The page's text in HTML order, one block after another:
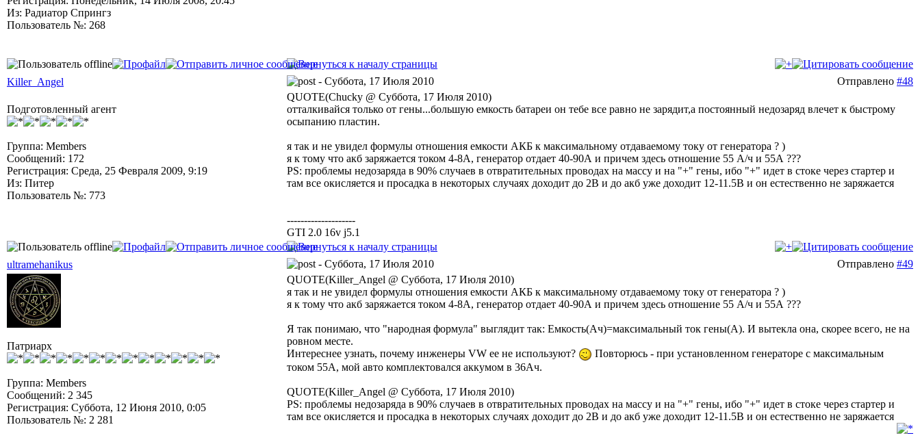
Из: Радиатор Спрингз
Пользователь №: 268
Killer_Angel - Суббота, 17 Июля 2010 Отправлено #48
Подготовленный агент
Группа: Members
Сообщений: 172
Регистрация: Среда, 25 Февраля 2009, 9:19
Из: Питер
Пользователь №: 773
QUOTE(Chucky @ Суббота, 17 Июля 2010)
отталкивайся только от гены...большую емкость батареи он тебе все равно не зарядит,а постоянный недозаряд влечет к быстрому
осыпанию пластин.
я так и не увидел формулы отношения емкости АКБ к максимальному отдаваемому току от генератора ? )
я к тому что акб заряжается током 4-8А, генератор отдает 40-90А и причем здесь отношение 55 А/ч и 55А ???
PS: проблемы недозаряда в 90% случаев в отвратительных проводах на массу и на "+" гены, ибо "+" идет в стоке через стартер и
там все окисляется и просадка в некоторых случаях доходит до 2В и до акб уже доходит 12-11.5В и он естественно не заряжается
--------------------
GTI 2.0 16v j5.1
ultramehanikus - Суббота, 17 Июля 2010 Отправлено #49
Патриарх
Группа: Members
Сообщений: 2 345
Регистрация: Суббота, 12 Июня 2010, 0:05
Пользователь №: 2 281
QUOTE(Killer_Angel @ Суббота, 17 Июля 2010)
я так и не увидел формулы отношения емкости АКБ к максимальному отдаваемому току от генератора ? )
я к тому что акб заряжается током 4-8А, генератор отдает 40-90А и причем здесь отношение 55 А/ч и 55А ???
Я так понимаю, что "народная формула" выглядит так: Емкость(Ач)=максимальный ток гены(А). И вытекла она, скорее всего, не на
ровном месте.
Интереснее узнать, почему инженеры VW ее не используют?
Повторюсь - при установленном генераторе с максимальным
током 55А, мой авто комплектовался аккумом в 36Ач.
QUOTE(Killer_Angel @ Суббота, 17 Июля 2010)
PS: проблемы недозаряда в 90% случаев в отвратительных проводах на массу и на "+" гены, ибо "+" идет в стоке через стартер и
там все окисляется и просадка в некоторых случаях доходит до 2В и до акб уже доходит 12-11.5В и он естественно не заряжается